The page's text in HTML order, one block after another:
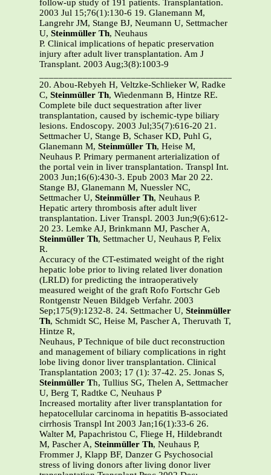
follow-up study of 191 patients. Transplantation.
2003 Jul 15;76(1):130-6 19. Glanemann M,
Langrehr JM, Stange BJ, Neumann U, Settmacher
U, Steinmüller Th, Neuhaus
P. Clinical implications of hepatic preservation
injury after adult liver transplantation. Am J
Transplant. 2003 Aug;3(8):1003-9
20. Abou-Rebyeh H, Veltzke-Schlieker W, Radke
C, Steinmüller Th, Wiedenmann B, Hintze RE.
Complete bile duct sequestration after liver
transplantation, caused by ischemic-type biliary
lesions. Endoscopy. 2003 Jul;35(7):616-20 21.
Settmacher U, Stange B, Schaser KD, Puhl G,
Glanemann M, Steinmüller Th, Heise M,
Neuhaus P. Primary permanent arterialization of
the portal vein in liver transplantation. Transpl Int.
2003 Jun;16(6):430-3. Epub 2003 Mar 20 22.
Stange BJ, Glanemann M, Nuessler NC,
Settmacher U, Steinmüller Th, Neuhaus P.
Hepatic artery thrombosis after adult liver
transplantation. Liver Transpl. 2003 Jun;9(6):612-
20 23. Lemke AJ, Brinkmann MJ, Pascher A,
Steinmüller Th, Settmacher U, Neuhaus P, Felix
R.
Accuracy of the CT-estimated weight of the right
hepatic lobe prior to living related liver donation
(LRLD) for predicting the intraoperatively
measured weight of the graft Rofo Fortschr Geb
Rontgenstr Neuen Bildgeb Verfahr. 2003
Sep;175(9):1232-8. 24. Settmacher U, Steinmüller
Th, Schmidt SC, Heise M, Pascher A, Theruvath T,
Hintze R,
Neuhaus, P Technique of bile duct reconstruction
and management of biliary complications in right
lobe living donor liver transplantation. Clinical
Transplantation 2003; 17 (1): 37-42. 25. Jonas S,
Steinmüller Th, Tullius SG, Thelen A, Settmacher
U, Berg T, Radtke C, Neuhaus P
Increased mortality after liver transplantation for
hepatocellular carcinoma in hepatitis B-associated
cirrhosis Transpl Int 2003 Jan;16(1):33-6 26.
Walter M, Papachristou C, Fliege H, Hildebrandt
M, Pascher A, Steinmüller Th, Neuhaus P,
Frommer J, Klapp BF, Danzer G Psychosocial
stress of living donors after living donor liver